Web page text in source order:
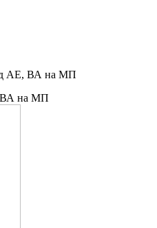
АЕ, ВА на МП
ВА на МП